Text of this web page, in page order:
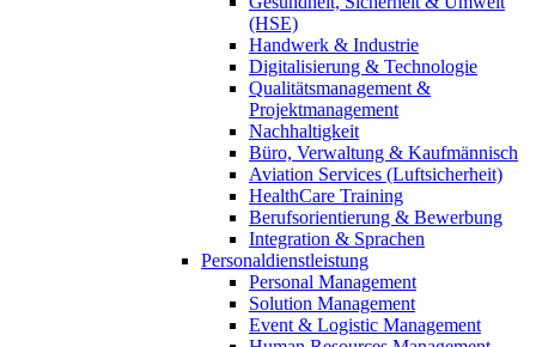
(HSE)
Handwerk & Industrie
Digitalisierung & Technologie
Qualitätsmanagement &
Projektmanagement
Nachhaltigkeit
Büro, Verwaltung & Kaufmännisch
Aviation Services (Luftsicherheit)
HealthCare Training
Berufsorientierung & Bewerbung
Integration & Sprachen
Personaldienstleistung
Personal Management
Solution Management
Event & Logistic Management